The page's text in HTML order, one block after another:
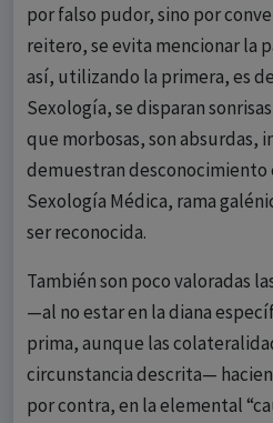
por falso pudor, sino por
reitero, se evita mencionar la
así, utilizando la primera, es
Sexología, se disparan
que morbosas, son absurdas,
demuestran desconocimiento
Sexología Médica, rama
ser reconocida.
También son poco valoradas
—al no estar en la diana
prima, aunque las
circunstancia descrita—
por contra, en la elemental